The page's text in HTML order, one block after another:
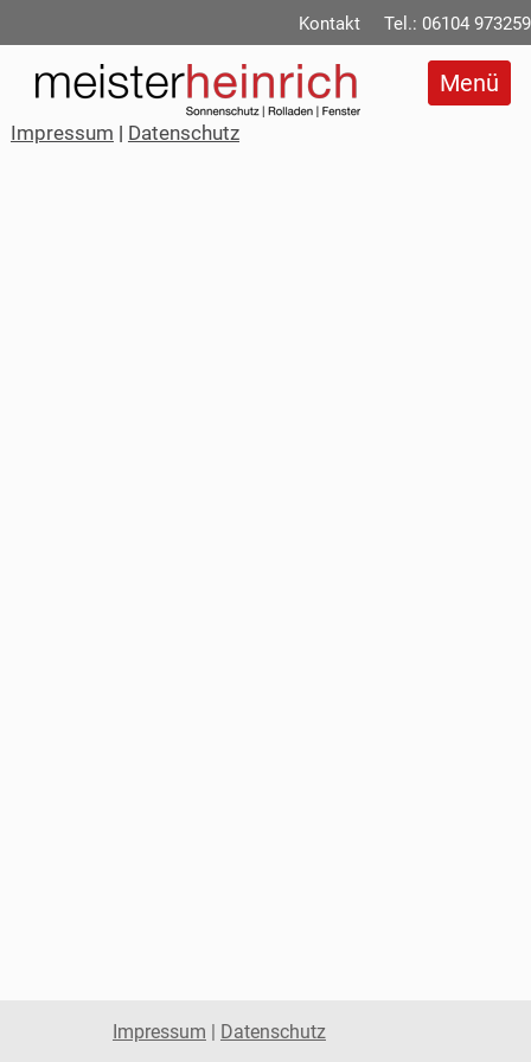
Kontakt Tel.: 06104 973259
Impressum | Datenschutz
Impressum | Datenschutz